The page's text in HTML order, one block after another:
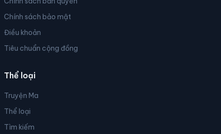
Chính sách bảo mật
Điều khoản
Tiêu chuẩn cộng đồng
Thể loại
Truyện Ma
Thể loại
Tìm kiếm